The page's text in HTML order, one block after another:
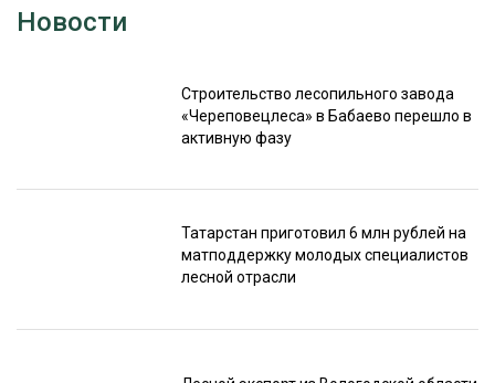
Новости
Строительство лесопильного завода
«Череповецлеса» в Бабаево перешло в
активную фазу
Татарстан приготовил 6 млн рублей на
матподдержку молодых специалистов
лесной отрасли